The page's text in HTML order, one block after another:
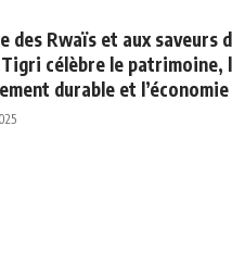
des Rwaïs et aux saveurs
célèbre le patrimoine,
durable et